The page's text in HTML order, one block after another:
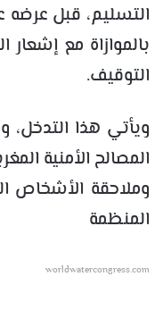
التسليم، قبل عرضه
بالموازاة مع إشعار
التوقيف.
ويأتي هذا التدخل،
المصالح الأمنية
وملاحقة الأشخاص
المنظمة
worldwatercongress.com